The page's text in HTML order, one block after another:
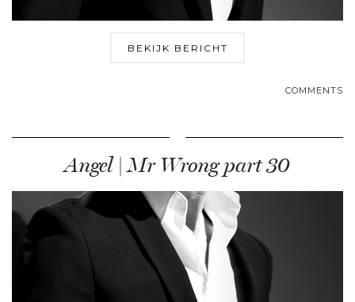
BEKIJK BERICHT
COMMENTS
Angel | Mr Wrong part 30